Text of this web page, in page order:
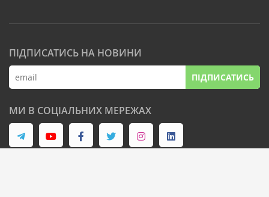
ПІДПИСАТИСЬ НА НОВИНИ
ПІДПИСАТИСЬ
МИ В СОЦІАЛЬНИХ МЕРЕЖАХ